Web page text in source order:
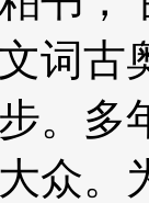
词
。多
众。